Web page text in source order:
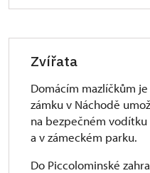
Zvířata
Domácím mazlíčkům
zámku v Náchodě
na bezpečném
a v zámeckém parku.
Do Piccolominské